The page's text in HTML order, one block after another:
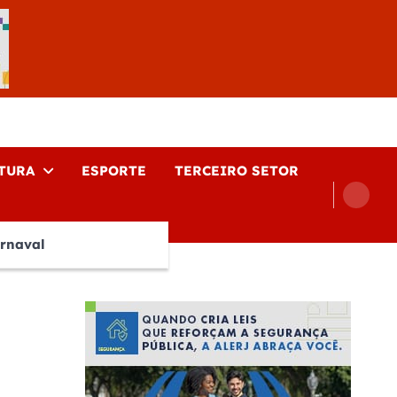
ESPORTE TERCEIRO SETOR